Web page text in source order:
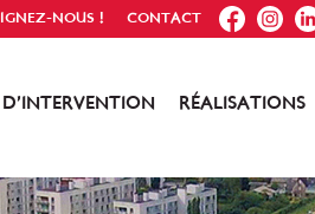
NOUS ! CONTACT FB IG IN
RÉALISATIONS